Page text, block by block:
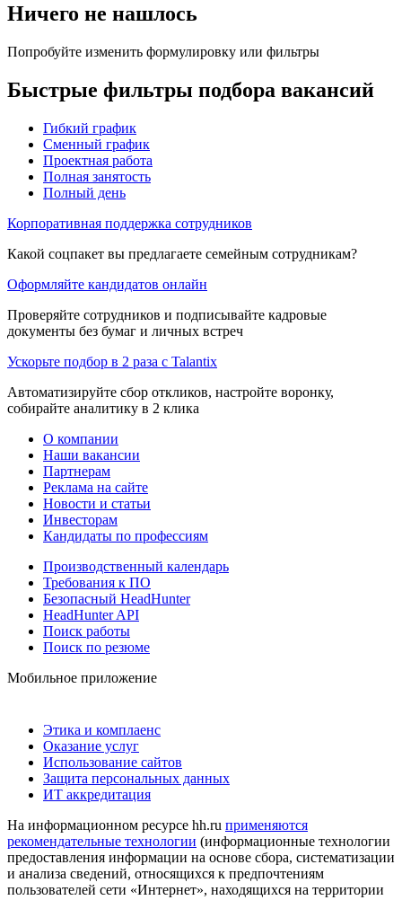
Ничего не нашлось
Попробуйте изменить формулировку или фильтры
Быстрые фильтры подбора вакансий
Гибкий график
Сменный график
Проектная работа
Полная занятость
Полный день
Корпоративная поддержка сотрудников
Какой соцпакет вы предлагаете семейным сотрудникам?
Оформляйте кандидатов онлайн
Проверяйте сотрудников и подписывайте кадровые
документы без бумаг и личных встреч
Ускорьте подбор в 2 раза с Talantix
Автоматизируйте сбор откликов, настройте воронку,
собирайте аналитику в 2 клика
О компании
Наши вакансии
Партнерам
Реклама на сайте
Новости и статьи
Инвесторам
Кандидаты по профессиям
Производственный календарь
Требования к ПО
Безопасный HeadHunter
HeadHunter API
Поиск работы
Поиск по резюме
Мобильное приложение
Этика и комплаенс
Оказание услуг
Использование сайтов
Защита персональных данных
ИТ аккредитация
На информационном ресурсе hh.ru применяются
рекомендательные технологии (информационные технологии
предоставления информации на основе сбора, систематизации
и анализа сведений, относящихся к предпочтениям
пользователей сети «Интернет», находящихся на территории